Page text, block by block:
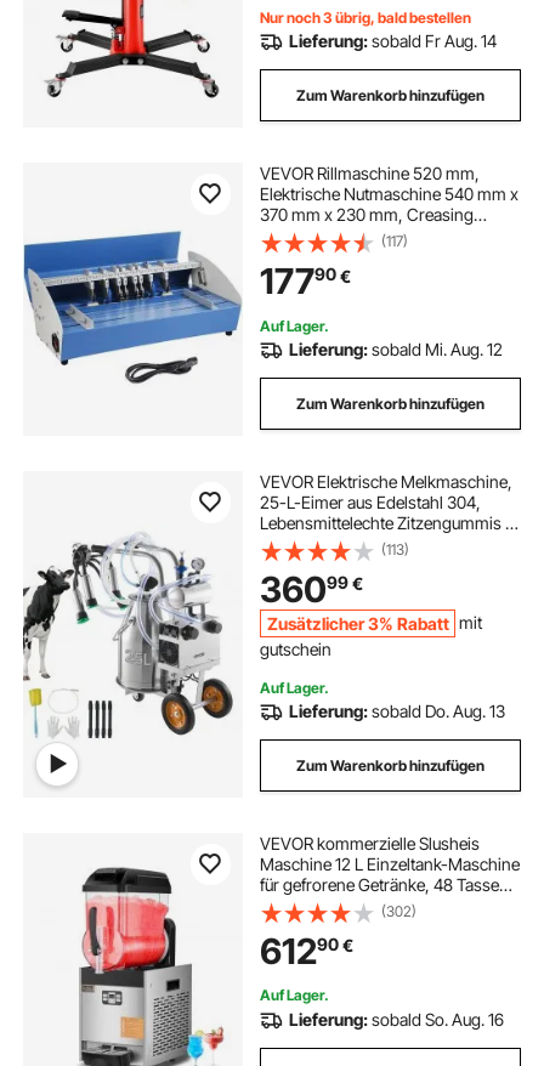
Nur noch 3 übrig, bald bestellen
Lieferung:sobald Fr Aug. 14
Zum Warenkorb hinzufügen
VEVOR Rillmaschine 520 mm,
Elektrische Nutmaschine 540 mm x
370 mm x 230 mm, Creasing
Maschine 220 V, Bürobedarf und
Schreibwaren mit
Rundpresstechnik, Falzmaschine
für Dateien, Karten, A4-Papiere
(117)
17790€
Auf Lager.
Lieferung:sobald Mi. Aug. 12
Zum Warenkorb hinzufügen
VEVOR Elektrische Melkmaschine,
25-L-Eimer aus Edelstahl 304,
Lebensmittelechte Zitzengummis &
Silikonschlauch, Starke Saugkraft,
Vakuumpulsation, elektrische
Melkausrüstung mit Rädern für
Kühe
(113)
36099€
Zusätzlicher 3% Rabatt mit
gutschein
Auf Lager.
Lieferung:sobald Do. Aug. 13
Zum Warenkorb hinzufügen
VEVOR kommerzielle Slusheis
Maschine 12 L Einzeltank-Maschine
für gefrorene Getränke, 48 Tassen
Edelstahl Slush-Eis-Maschine mit
Tastenfeld Softeis Maker für Partys
Restaurants Cafés Bars Schwarz
(302)
61290€
Auf Lager.
Lieferung:sobald So. Aug. 16